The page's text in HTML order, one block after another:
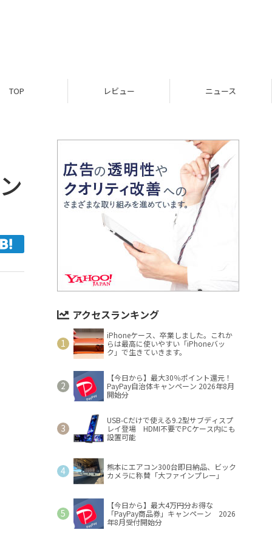
TOP レビュー ニュース
アクセスランキング
iPhoneケース、卒業しました。これか
らは最高に使いやすい「iPhoneバッ
ク」で生きていきます。
【今日から】最大30％ポイント還元！
PayPay自治体キャンペーン 2026年8月
開始分
USB-Cだけで使える9.2型サブディスプ
レイ登場 HDMI不要でPCケース内にも
設置可能
熊本にエアコン300台即日納品、ビック
カメラに称賛「大ファインプレー」
【今日から】最大4万円分お得な
「PayPay商品券」キャンペーン 2026
年8月受付開始分